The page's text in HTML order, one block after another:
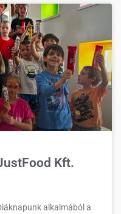
Kft.
alkalmából a